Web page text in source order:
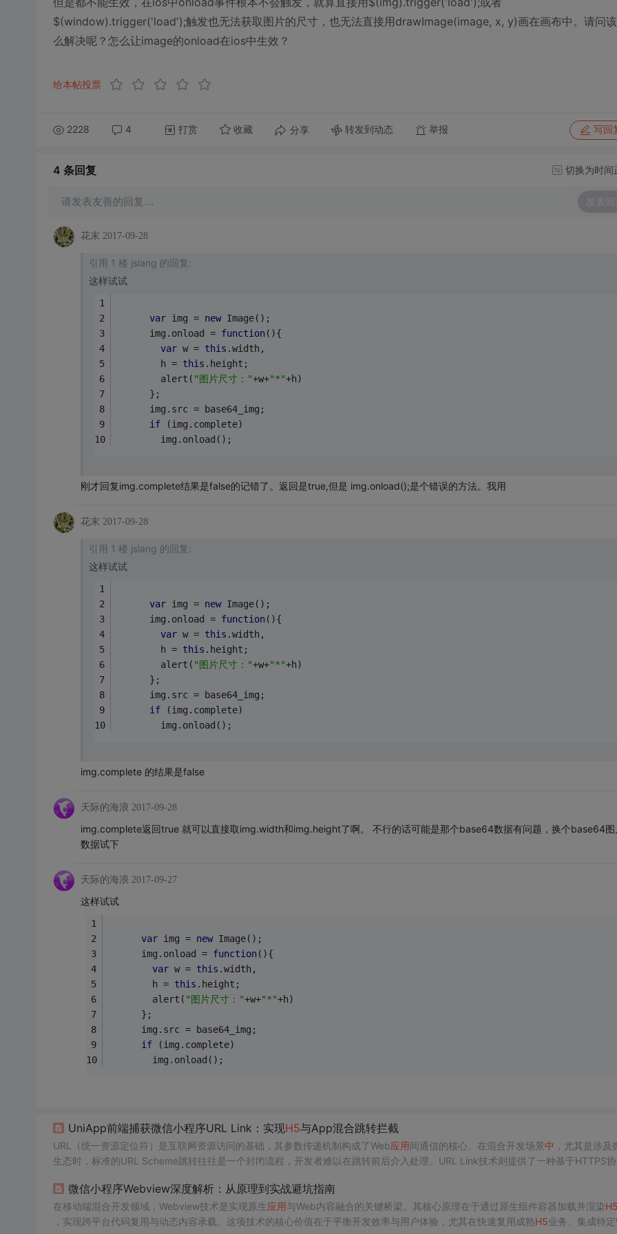
$(window).trigger('load');触发也无法获取图片的尺寸，也无法直接用drawImage(image, x, y)画在画布中。请问
么解决呢？怎么让image的onload在ios中生效？
给本帖投票
2228 4 打赏 收藏 分享 转发到动态 举报 写回
4 条回复 切换为时间
请发表友善的回复… 发表回
花末 2017-09-28
引用 1 楼 jslang 的回复:
这样试试
var img = new Image();
      img.onload =
function( ){
var w = this .width,
        h =
this .height;
        alert(
"图片尺寸："+w+"*"+h)
      };
      img.src = base64_img;
if (img.complete)
      	img.onload();
刚才回复img.complete结果是false的记错了。返回是true,但是 img.onload();是个错误的方法。我用
花末 2017-09-28
引用 1 楼 jslang 的回复:
这样试试
var img = new Image();
      img.onload =
function( ){
var w = this .width,
        h =
this .height;
        alert(
"图片尺寸："+w+"*"+h)
      };
      img.src = base64_img;
if (img.complete)
      	img.onload();
img.complete 的结果是false
天际的海浪 2017-09-28
img.complete返回true 就可以直接取img.width和img.height了啊。 不行的话可能是那个base64数据有问题，换个base64图
数据试下
天际的海浪 2017-09-27
这样试试
var img = new Image();
      img.onload =
function( ){
var w = this .width,
        h =
this .height;
        alert(
"图片尺寸："+w+"*"+h)
      };
      img.src = base64_img;
if (img.complete)
      	img.onload();
UniApp前端捕获微信小程序URL Link：实现H5与App混合跳转拦截
URL（统一资源定位符）是互联网资源访问的基础，其参数传递机制构成了Web应用间通信的核心。在混合开发场景 中 ，尤其是涉及
生态时，标准的URL Scheme跳转往往是一个封闭流程，开发者难以在跳转前后介入处理。URL Link技术则提供了一种基于HTTPS
一机制在社交裂变、精准营销等场景下具有重要价值，能够显著提升转化路径的可控性与用户体验。本文以uniapp框架为例，深入探
在
微信小程序Webview深度解析：从原理到实战避坑指南
在移动端混合开发领域，Webview技术是实现原生应用与Web内容融合的关键桥梁。其核心原理在于通过原生组件容器加载并渲染
，实现跨平台代码复用与动态内容承载。这项技术的核心价值在于平衡开发效率与用户体验，尤其在快速复用成熟H5业务、集成特